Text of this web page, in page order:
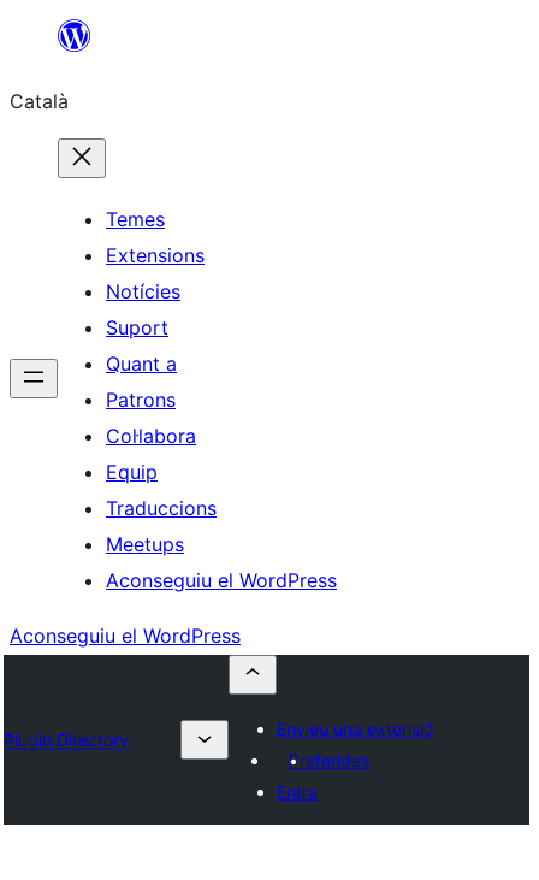
contingut
Català
Temes
Extensions
Notícies
Suport
Quant a
Patrons
Col·labora
Equip
Traduccions
Meetups
Aconseguiu el WordPress
Aconseguiu el WordPress
Plugin Directory
Envieu una extensió
Preferides
Entra